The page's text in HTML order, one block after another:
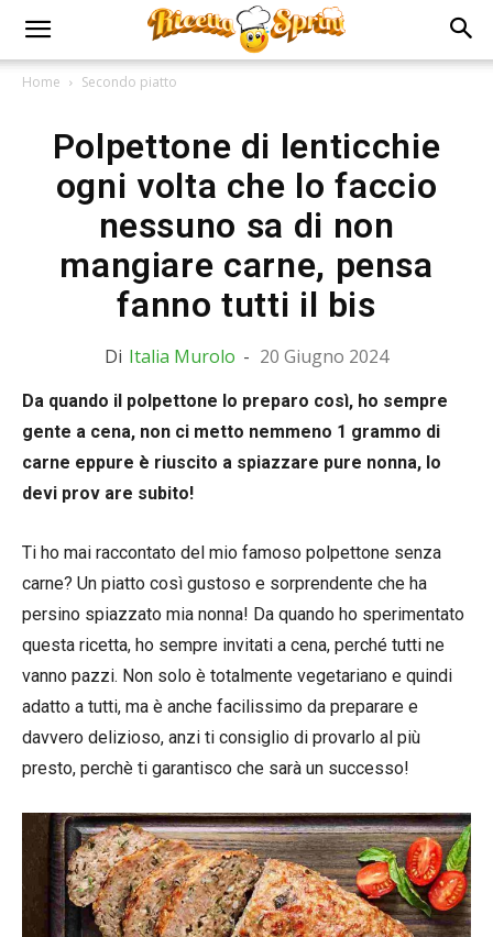
Home Secondo piatto
Polpettone di lenticchie
ogni volta che lo faccio
nessuno sa di non
mangiare carne, pensa
fanno tutti il bis
Di Italia Murolo - 20 Giugno 2024
Da quando il polpettone lo preparo così, ho sempre
gente a cena, non ci metto nemmeno 1 grammo di
carne eppure è riuscito a spiazzare pure nonna, lo
devi prov are subito!
Ti ho mai raccontato del mio famoso polpettone senza
carne? Un piatto così gustoso e sorprendente che ha
persino spiazzato mia nonna! Da quando ho sperimentato
questa ricetta, ho sempre invitati a cena, perché tutti ne
vanno pazzi. Non solo è totalmente vegetariano e quindi
adatto a tutti, ma è anche facilissimo da preparare e
davvero delizioso, anzi ti consiglio di provarlo al più
presto, perchè ti garantisco che sarà un successo!